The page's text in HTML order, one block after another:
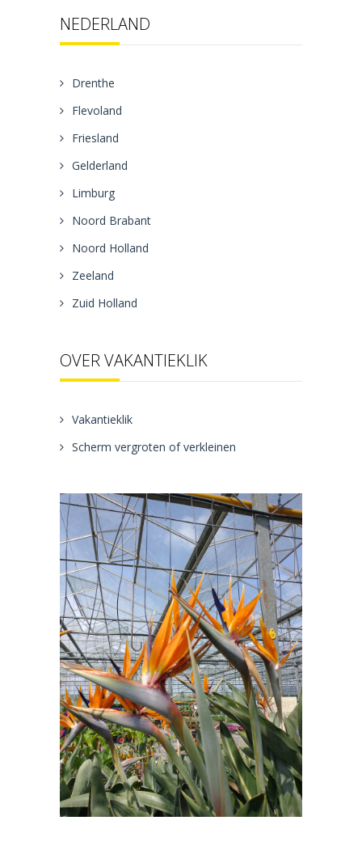
NEDERLAND
Drenthe
Flevoland
Friesland
Gelderland
Limburg
Noord Brabant
Noord Holland
Zeeland
Zuid Holland
OVER VAKANTIEKLIK
Vakantieklik
Scherm vergroten of verkleinen